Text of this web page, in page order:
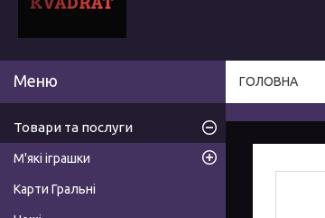
ГОЛОВНА
Товари та послуги
М'які іграшки
Карти Гральні